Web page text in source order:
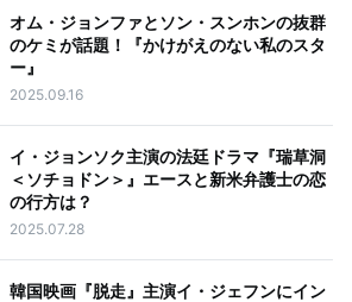
オム・ジョンファとソン・スンホンの抜群
のケミが話題！『かけがえのない私のスタ
ー』
2025.09.16
イ・ジョンソク主演の法廷ドラマ『瑞草洞
＜ソチョドン＞』エースと新米弁護士の恋
の行方は？
2025.07.28
韓国映画『脱走』主演イ・ジェフンにイン